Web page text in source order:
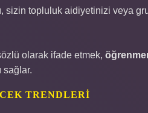
sizin topluluk aidiyetinizi veya
olarak ifade etmek,
sağlar.
TRENDLERI